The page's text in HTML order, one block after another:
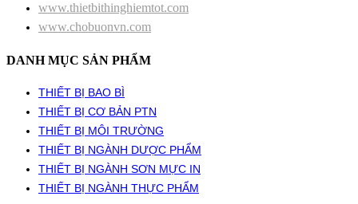
www.thietbithinghiemtot.com
www.chobuonvn.com
DANH MỤC SẢN PHẨM
THIẾT BỊ BAO BÌ
THIẾT BỊ CƠ BẢN PTN
THIẾT BỊ MÔI TRƯỜNG
THIẾT BỊ NGÀNH DƯỢC PHẨM
THIẾT BỊ NGÀNH SƠN MỰC IN
THIẾT BỊ NGÀNH THỰC PHẨM